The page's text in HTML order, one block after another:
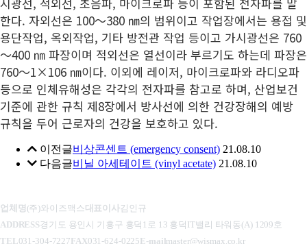
과 …2023-11-27 [와이즈맥스 뉴스] 환경산업기술원, 환경산업 지원
통합…
2023-11-27[와이즈맥스 뉴스] 로지스올, 물류장 토탈서비스 센
터 …
2023-11-27[와이즈맥스 뉴스] 겨울철 에너지 절약 "난방비 낮
추고…
2023-11-24 [와이즈맥스 뉴스] 사피온, 데이터센터용 AI반도체
'…2023-11-24[와이즈맥스 뉴스] 2023 바이오 인천 글로벌 콘펙
스…2023-11-22 [와이즈맥스 뉴스] 팜젠사이언스, 한강시민공원서
'줍깅…
2023-11-22 [와이즈맥스 뉴스] 트레드링스, '링고'로 국내 모든
…2023-11-17[와이즈맥스 뉴스] 제주도-노르웨이 해상풍력 등
신재생…
2023-11-17[와이즈맥스 뉴스] 디퍼아이, 엣지 AI반도체 양산
센터 개…
2023-11-15[와이즈맥스 뉴스] 환경 살리고 돈도 버는 '땅끝희
망이…
2023-11-15[와이즈맥스 뉴스] 오아시스마켓 대한민국 식품대
2023-11-09[와이즈맥스 뉴스] 뉴클릭스바이오, 진스크립트프
로바이오…
2023-11-07[와이즈맥스 뉴스] 해양환경공단, 부산서 해양폐기
2023-11-07[와이즈맥스 뉴스] 현대무벡스, 스마트 물류 수주로
한다. 자외선은 100～380 ㎚의 범위이고 작업장에서는 용접 및
용단작업, 옥외작업, 기타 방전관 작업 등이고 가시광선은 760
～400 ㎚ 파장이며 적외선은 열선이라 부르기도 하는데 파장은
760～1×106 ㎚이다. 이외에 레이저, 마이크로파와 라디오파
등으로 인체유해성은 각각의 전자파를 참고로 하며, 산업보건
기준에 관한 규칙 제8장에서 방사선에 의한 건강장해의 예방
규칙을 두어 근로자의 건강을 보호하고 있다.
이전글비상콘센트 (emergency consent) 21.08.10
다음글비닐 아세테이트 (vinyl acetate) 21.08.10
업체명 (주)와이즈맥스대표이사김인규
ADDRESS경기도 용인시 기흥구 흥덕1로 13 흥덕IT밸리 타워동(A) 1209호
TEL031-304-7227FAX031-624-0225E-mailmaster@wismax.co.kr